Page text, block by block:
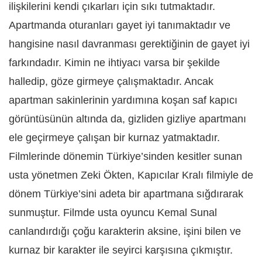
ilişkilerini kendi çıkarları için sıkı tutmaktadır.
Apartmanda oturanları gayet iyi tanımaktadır ve
hangisine nasıl davranması gerektiğinin de gayet iyi
farkındadır. Kimin ne ihtiyacı varsa bir şekilde
halledip, göze girmeye çalışmaktadır. Ancak
apartman sakinlerinin yardımına koşan saf kapıcı
görüntüsünün altında da, gizliden gizliye apartmanı
ele geçirmeye çalışan bir kurnaz yatmaktadır.
Filmlerinde dönemin Türkiye’sinden kesitler sunan
usta yönetmen Zeki Ökten, Kapıcılar Kralı filmiyle de
dönem Türkiye’sini adeta bir apartmana sığdırarak
sunmuştur. Filmde usta oyuncu Kemal Sunal
canlandırdığı çoğu karakterin aksine, işini bilen ve
kurnaz bir karakter ile seyirci karşısına çıkmıştır.